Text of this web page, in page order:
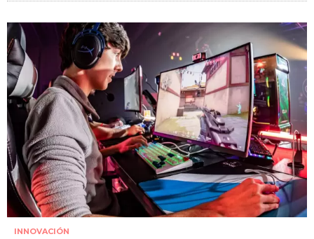
INNOVACIÓN